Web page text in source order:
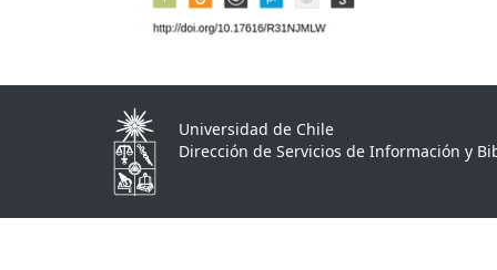
Universidad de Chile
Dirección de Servicios de Información y